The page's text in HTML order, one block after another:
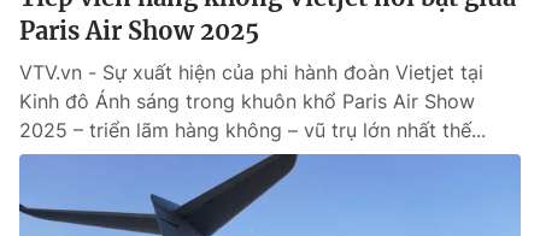
Góc doanh nghiệp
Hậu trường
Nhân vật
Giải trí
Điện ảnh
Sao
Đời sống
Giáo dục
Paris Air Show 2025
VTV.vn - Sự xuất hiện của phi hành đoàn Vietjet tại
Kinh đô Ánh sáng trong khuôn khổ Paris Air Show
2025 – triển lãm hàng không – vũ trụ lớn nhất thế...